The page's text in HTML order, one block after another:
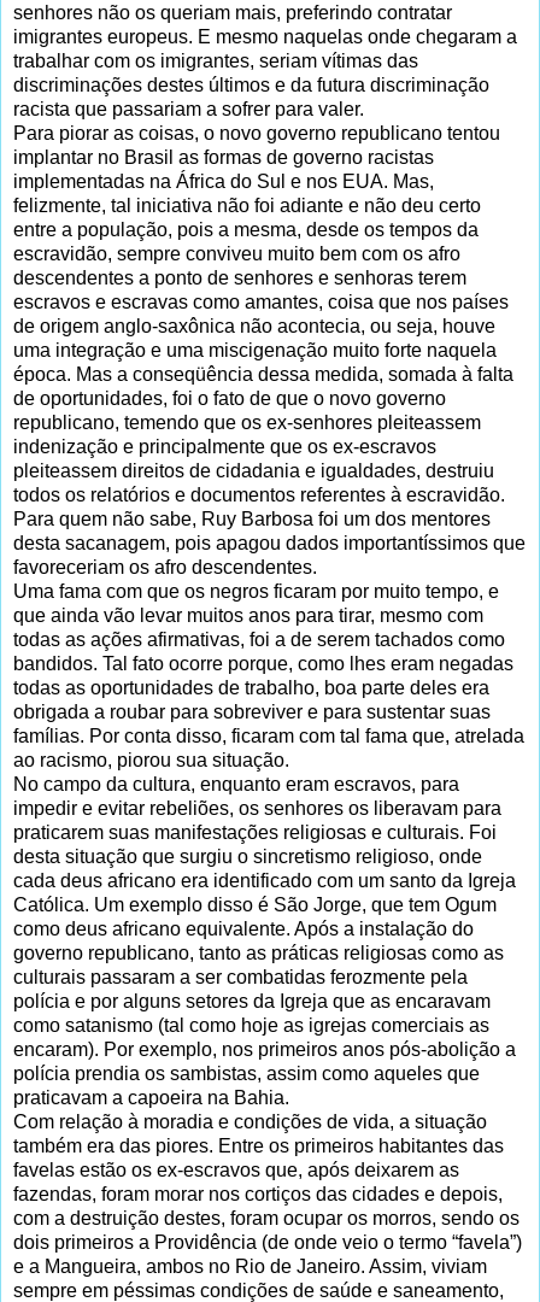
senhores não os queriam mais, preferindo contratar
imigrantes europeus. E mesmo naquelas onde chegaram a
trabalhar com os imigrantes, seriam vítimas das
discriminações destes últimos e da futura discriminação
racista que passariam a sofrer para valer.
Para piorar as coisas, o novo governo republicano tentou
implantar no Brasil as formas de governo racistas
implementadas na África do Sul e nos EUA. Mas,
felizmente, tal iniciativa não foi adiante e não deu certo
entre a população, pois a mesma, desde os tempos da
escravidão, sempre conviveu muito bem com os afro
descendentes a ponto de senhores e senhoras terem
escravos e escravas como amantes, coisa que nos países
de origem anglo-saxônica não acontecia, ou seja, houve
uma integração e uma miscigenação muito forte naquela
época. Mas a conseqüência dessa medida, somada à falta
de oportunidades, foi o fato de que o novo governo
republicano, temendo que os ex-senhores pleiteassem
indenização e principalmente que os ex-escravos
pleiteassem direitos de cidadania e igualdades, destruiu
todos os relatórios e documentos referentes à escravidão.
Para quem não sabe, Ruy Barbosa foi um dos mentores
desta sacanagem, pois apagou dados importantíssimos que
favoreceriam os afro descendentes.
Uma fama com que os negros ficaram por muito tempo, e
que ainda vão levar muitos anos para tirar, mesmo com
todas as ações afirmativas, foi a de serem tachados como
bandidos. Tal fato ocorre porque, como lhes eram negadas
todas as oportunidades de trabalho, boa parte deles era
obrigada a roubar para sobreviver e para sustentar suas
famílias. Por conta disso, ficaram com tal fama que, atrelada
ao racismo, piorou sua situação.
No campo da cultura, enquanto eram escravos, para
impedir e evitar rebeliões, os senhores os liberavam para
praticarem suas manifestações religiosas e culturais. Foi
desta situação que surgiu o sincretismo religioso, onde
cada deus africano era identificado com um santo da Igreja
Católica. Um exemplo disso é São Jorge, que tem Ogum
como deus africano equivalente. Após a instalação do
governo republicano, tanto as práticas religiosas como as
culturais passaram a ser combatidas ferozmente pela
polícia e por alguns setores da Igreja que as encaravam
como satanismo (tal como hoje as igrejas comerciais as
encaram). Por exemplo, nos primeiros anos pós-abolição a
polícia prendia os sambistas, assim como aqueles que
praticavam a capoeira na Bahia.
Com relação à moradia e condições de vida, a situação
também era das piores. Entre os primeiros habitantes das
favelas estão os ex-escravos que, após deixarem as
fazendas, foram morar nos cortiços das cidades e depois,
com a destruição destes, foram ocupar os morros, sendo os
dois primeiros a Providência (de onde veio o termo “favela”)
e a Mangueira, ambos no Rio de Janeiro. Assim, viviam
sempre em péssimas condições de saúde e saneamento,